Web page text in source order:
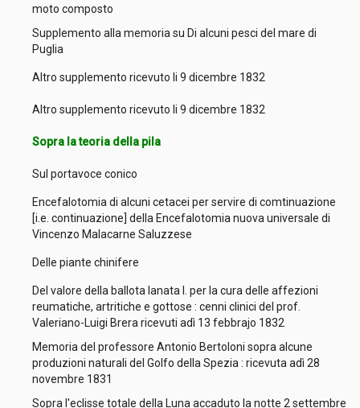
moto composto
Supplemento alla memoria su Di alcuni pesci del mare di
Puglia
Altro supplemento ricevuto li 9 dicembre 1832
Altro supplemento ricevuto li 9 dicembre 1832
Sopra la teoria della pila
Sul portavoce conico
Encefalotomia di alcuni cetacei per servire di comtinuazione
[i.e. continuazione] della Encefalotomia nuova universale di
Vincenzo Malacarne Saluzzese
Delle piante chinifere
Del valore della ballota lanata l. per la cura delle affezioni
reumatiche, artritiche e gottose : cenni clinici del prof.
Valeriano-Luigi Brera ricevuti adì 13 febbrajo 1832
Memoria del professore Antonio Bertoloni sopra alcune
produzioni naturali del Golfo della Spezia : ricevuta adì 28
novembre 1831
Sopra l'eclisse totale della Luna accaduto la notte 2 settembre